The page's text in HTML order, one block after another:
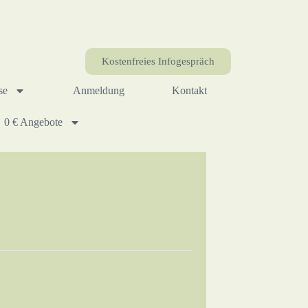
Kostenfreies Infogespräch
Anmeldung Kontakt
0 € Angebote